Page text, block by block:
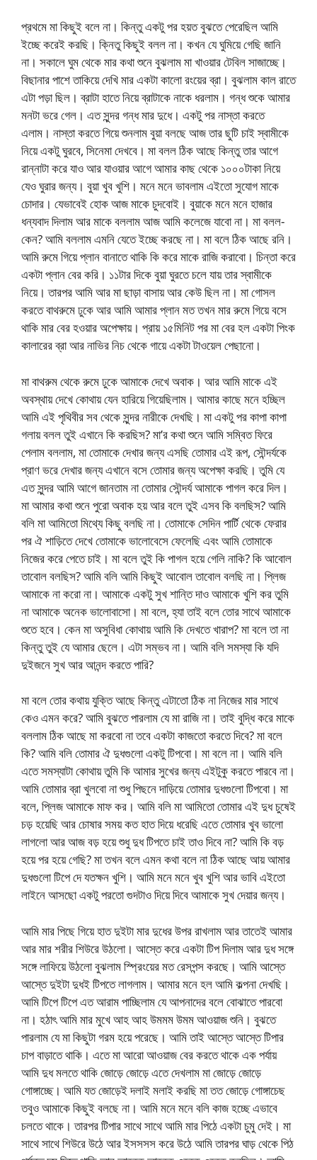
প্রথমে মা কিছুই বলে না। কিন্তু একটু পর হয়ত বুঝতে পেরেছিল আমি
ইচ্ছে করেই করছি। ক্নিতু কিছুই বলল না। কখন যে ঘুমিয়ে গেছি জানি
না। সকালে ঘুম থেকে মার কথা শুনে বুঝলাম মা খাওয়ার টেবিল সাজাচ্ছে।
বিছানার পাশে তাকিয়ে দেখি মার একটা কালো রংয়ের ব্রা। বুঝলাম কাল রাতে
এটা পড়া ছিল। ব্রাটা হাতে নিয়ে ব্রাটাকে নাকে ধরলাম। গন্ধ শুকে আমার
মনটা ভরে গেল। এত সুন্দর গন্ধ মার দুধে। একটু পর নাস্তা করতে
এলাম। নাস্তা করতে গিয়ে শুনলাম বুয়া বলছে আজ তার ছুটি চাই স্বামীকে
নিয়ে একটু ঘুরবে, সিনেমা দেখবে। মা বলল ঠিক আছে কিন্তু তার আগে
রান্নাটা করে যাও আর যাওয়ার আগে আমার কাছ থেকে ১০০০টাকা নিয়ে
যেও ঘুরার জন্য। বুয়া খুব খুশি। মনে মনে ভাবলাম এইতো সুযোগ মাকে
চোদার। যেভাবেই হোক আজ মাকে চুদবোই। বুয়াকে মনে মনে হাজার
ধন্যবাদ দিলাম আর মাকে বললাম আজ আমি কলেজে যাবো না। মা বলল-
কেন? আমি বললাম এমনি যেতে ইচ্ছে করছে না। মা বলে ঠিক আছে রনি।
আমি রুমে গিয়ে প্লান বানাতে থাকি কি করে মাকে রাজি করাবো। চিন্তা করে
একটা প্লান বের করি। ১১টার দিকে বুয়া ঘুরতে চলে যায় তার স্বামীকে
নিয়ে। তারপর আমি আর মা ছাড়া বাসায় আর কেউ ছিল না। মা গোসল
করতে বাথরুমে ঢুকে আর আমি আমার প্লান মত তখন মার রুমে গিয়ে বসে
থাকি মার বের হওয়ার অপেক্ষায়। প্রায় ১৫মিনিট পর মা বের হল একটা পিংক
কালারের ব্রা আর নাভির নিচ থেকে গায়ে একটা টাওয়েল পেছানো।
মা বাথরুম থেকে রুমে ঢুকে আমাকে দেখে অবাক। আর আমি মাকে এই
অবস্থায় দেখে কোথায় যেন হারিয়ে গিয়েছিলাম। আমার কাছে মনে হচ্ছিল
আমি এই পৃথিবীর সব থেকে সুন্দর নারীকে দেখছি। মা একটু পর কাপা কাপা
গলায় বলল তুই এখানে কি করছিস? মা’র কথা শুনে আমি সম্বিত ফিরে
পেলাম বললাম, মা তোমাকে দেখার জন্য এসছি তোমার এই রূপ, সৌন্দর্যকে
প্রাণ ভরে দেখার জন্য এখানে বসে তোমার জন্য অপেক্ষা করছি। তুমি যে
এত সুন্দর আমি আগে জানতাম না তোমার সৌন্দর্য আমাকে পাগল করে দিল।
মা আমার কথা শুনে পুরো অবাক হয় আর বলে তুই এসব কি বলছিস? আমি
বলি মা আমিতো মিথ্যে কিছু বলছি না। তোমাকে সেদিন পার্টি থেকে ফেরার
পর ঐ শাড়িতে দেখে তোমাকে ভালোবেসে ফেলেছি এবং আমি তোমাকে
নিজের করে পেতে চাই। মা বলে তুই কি পাগল হয়ে গেলি নাকি? কি আবোল
তাবোল বলছিস? আমি বলি আমি কিছুই আবোল তাবোল বলছি না। প্লিজ
আমাকে না করো না। আমাকে একটু সুখ শান্তি দাও আমাকে খুশি কর তুমি
না আমাকে অনেক ভালোবাসো। মা বলে, হ্যা তাই বলে তোর সাথে আমাকে
শুতে হবে। কেন মা অসুবিধা কোথায় আমি কি দেখতে খারাপ? মা বলে তা না
কিন্তু তুই যে আমার ছেলে। এটা সম্ভব না। আমি বলি সমস্যা কি যদি
দুইজনে সুখ আর আনন্দ করতে পারি?
মা বলে তোর কথায় যুক্তি আছে কিন্তু এটাতো ঠিক না নিজের মার সাথে
কেও এমন করে? আমি বুঝতে পারলাম যে মা রাজি না। তাই বুদ্ধি করে মাকে
বললাম ঠিক আছে মা করবো না তবে একটা কাজতো করতে দিবে? মা বলে
কি? আমি বলি তোমার ঐ দুধগুলো একটু টিপবো। মা বলে না। আমি বলি
এতে সমস্যাটা কোথায় তুমি কি আমার সুখের জন্য এইটুকু করতে পারবে না।
আমি তোমার ব্রা খুলবো না শুধু পিছনে দাড়িয়ে তোমার দুধগুলো টিপবো। মা
বলে, প্লিজ আমাকে মাফ কর। আমি বলি মা আমিতো তোমার এই দুধ চুষেই
চড় হয়েছি আর চোষার সময় কত হাত দিয়ে ধরেছি এতে তোমার খুব ভালো
লাগলো আর আজ বড় হয়ে শুধু দুধ টিপতে চাই তাও দিবে না? আমি কি বড়
হয়ে পর হয়ে গেছি? মা তখন বলে এমন কথা বলে না ঠিক আছে আয় আমার
দুধগুলো টিপে দে যতক্ষন খুশি। আমি মনে মনে খুব খুশি আর ভাবি এইতো
লাইনে আসছো একটু পরতো গুদটাও দিয়ে দিবে আমাকে সুখ দেয়ার জন্য।
আমি মার পিছে গিয়ে হাত দুইটা মার দুধের উপর রাখলাম আর তাতেই আমার
আর মার শরীর শিউরে উঠলো। আস্তে করে একটা টিপ দিলাম আর দুধ সঙ্গে
সঙ্গে লাফিয়ে উঠলো বুঝলাম স্প্রিংয়ের মত রেসপন্স করছে। আমি আস্তে
আস্তে দুইটা দুধই টিপতে লাগলাম। আমার মনে হল আমি কল্পনা দেখছি।
আমি টিপে টিপে এত আরাম পাচ্ছিলাম যে আপনাদের বলে বোঝাতে পারবো
না। হঠাৎ আমি মার মুখে আহ আহ উমমম উমম আওয়াজ শুনি। বুঝতে
পারলাম যে মা কিছুটা গরম হয়ে পরেছে। আমি তাই আস্তে আস্তে টিপার
চাপ বাড়াতে থাকি। এতে মা আরো আওয়াজ বের করতে থাকে এক পর্যায়
আমি দুধ মলতে থাকি জোড়ে জোড়ে এতে দেখলাম মা জোড়ে জোড়ে
গোঙ্গাচ্ছে। আমি যত জোড়েই দলাই মলাই করছি মা তত জোড়ে গোঙ্গাচেছ
তবুও আমাকে কিছুই বলছে না। আমি মনে মনে বলি কাজ হচ্ছে এভাবে
চলতে থাকে। তারপর টিপার সাথে সাথে আমি মার পিঠে একটা চুমু দেই। মা
সাথে সাথে শিউরে উঠে আর ইসসসস করে উঠে আমি তারপর ঘাড় থেকে পিঠ